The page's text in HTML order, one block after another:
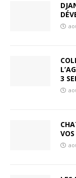
3
VOS